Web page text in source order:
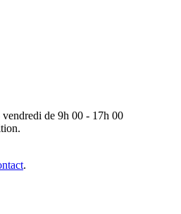
de 9h 00 - 17h 00
.